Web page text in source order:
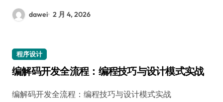
dawei 2 月 4, 2026
程序设计
编解码开发全流程：编程技巧与设计模式实战
编解码开发全流程：编程技巧与设计模式实战